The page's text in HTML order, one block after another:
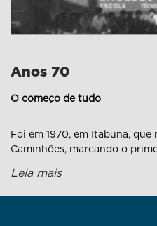
Anos 70
O começo de tudo
Foi em 1970, em Itabuna,
Caminhões, marcando o
estrela também brilhou em
Leia mais